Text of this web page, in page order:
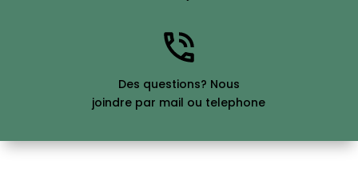
Des questions? Nous
joindre par mail ou telephone